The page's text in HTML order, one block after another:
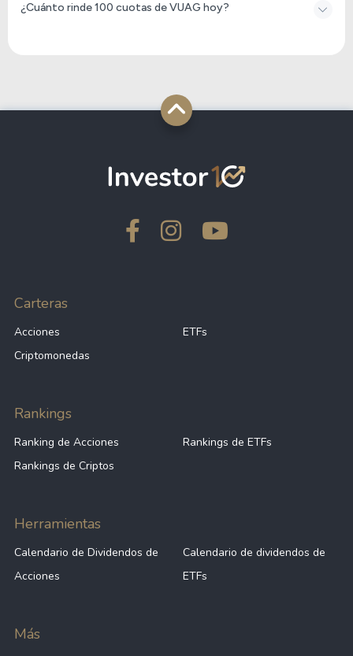
¿Cuánto rinde 100 cuotas de VUAG hoy?
Carteras
Acciones
ETFs
Criptomonedas
Rankings
Ranking de Acciones
Rankings de ETFs
Rankings de Criptos
Herramientas
Calendario de Dividendos de
Acciones
Calendario de dividendos de
ETFs
Más